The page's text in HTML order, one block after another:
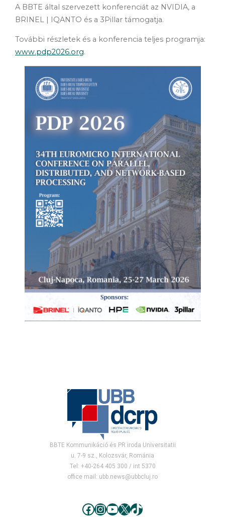
A BBTE által szervezett konferenciát az NVIDIA, a
BRINEL | IQANTO és a 3Pillar támogatja.
További részletek és a konferencia teljes programja:
www.pdp2026.org.
BBTE Kommunikáció és PR iroda Universitatii
u. 7-9 sz., Kolozsvár, Románia
Tel: +40-264 405 300 / int 5370
office mail: ubb.news@ubbcluj.ro
Facebook
Instagram
YouTube
X TikTok